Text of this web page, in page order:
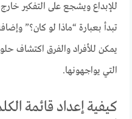
للإبداع ويشجع على التفكير
تبدأ بعبارة “ماذا لو كان؟”
يمكن للأفراد والفرق اكتشاف
التي يواجهونها.
كيفية إعداد قائمة